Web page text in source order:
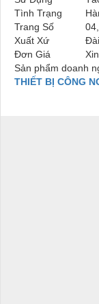
Tình Trạng
Trang Số
Xuất Xứ
Đơn Giá
Sản phẩm doanh
THIẾT BỊ CÔNG